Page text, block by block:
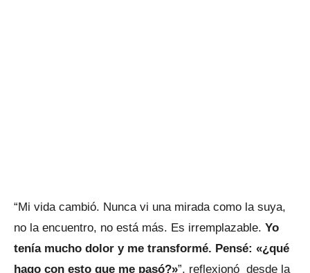
“Mi vida cambió. Nunca vi una mirada como la suya,
no la encuentro, no está más. Es irremplazable. Yo
tenía mucho dolor y me transformé. Pensé: «¿qué
hago con esto que me pasó?»”, reflexionó desde la